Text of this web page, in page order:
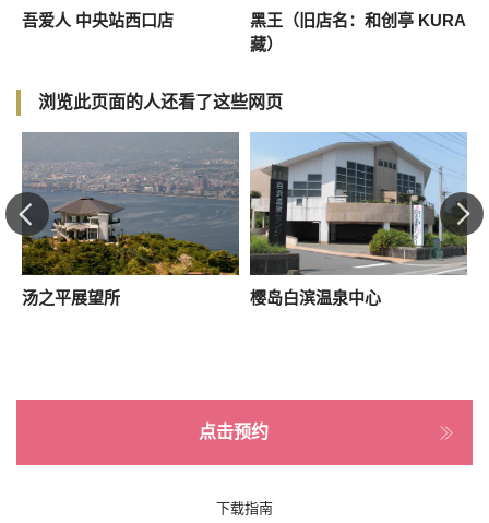
吾爱人 中央站西口店
黑王（旧店名：和创亭 KURA
藏）
浏览此页面的人还看了这些网页
汤之平展望所 樱岛白滨温泉中心
点击预约
下载指南